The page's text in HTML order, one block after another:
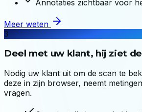
Annotaties zichtbaar voor
Meer weten
3
Deel met uw klant, hij ziet de
Nodig uw klant uit om de scan te
deze in zijn browser, neemt
vragen.